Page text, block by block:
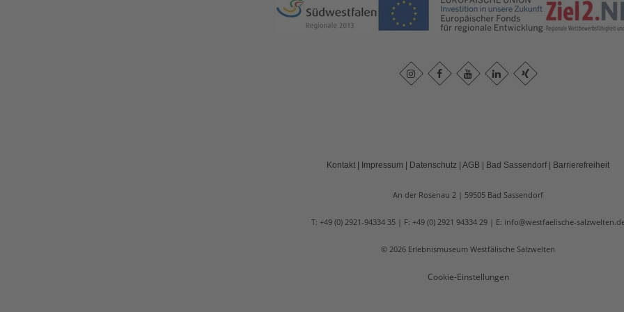
Kontakt Impressum Datenschutz AGB Bad Sassendorf Barrierefreiheit
An der Rosenau 2 59505 Bad Sassendorf
T: +49 (0) 2921-94334 35 F: +49 (0) 2921 94334 29 E: info@westfaelische-
© 2026 Erlebnismuseum Westfälische Salzwelten
Cookie-Einstellungen